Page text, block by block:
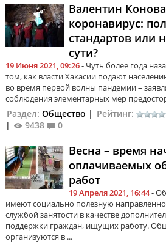
Валентин
коронавирус:
стандартов или
сути?
19 Июня 2021, 09:26- Чуть более года
том, как власти Хакасии подают
во время первой волны пандемии –
соблюдения элементарных мер
Раздел: Общество | Рейтинг:
|
9438 0
Весна – время
оплачиваемых
работ
19 Апреля 2021, 16:44-
имеют социально полезную
службой занятости в качестве
поддержки граждан, ищущих работу.
организуются в ...